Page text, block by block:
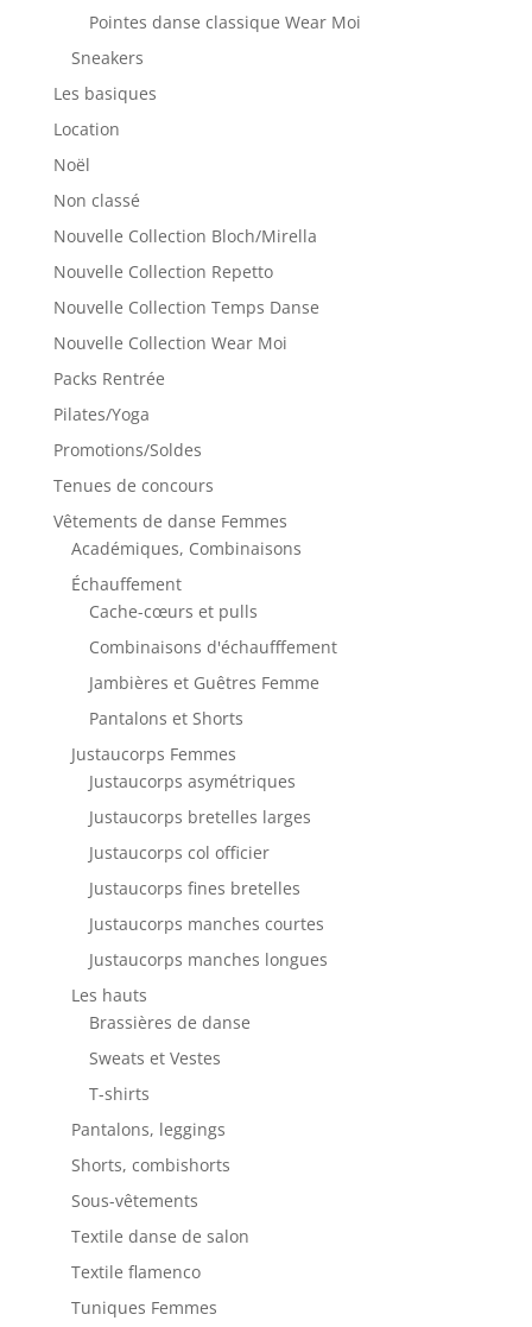
Pointes danse classique Wear Moi
Sneakers
Les basiques
Location
Noël
Non classé
Nouvelle Collection Bloch/Mirella
Nouvelle Collection Repetto
Nouvelle Collection Temps Danse
Nouvelle Collection Wear Moi
Packs Rentrée
Pilates/Yoga
Promotions/Soldes
Tenues de concours
Vêtements de danse Femmes
Académiques, Combinaisons
Échauffement
Cache-cœurs et pulls
Combinaisons d'échaufffement
Jambières et Guêtres Femme
Pantalons et Shorts
Justaucorps Femmes
Justaucorps asymétriques
Justaucorps bretelles larges
Justaucorps col officier
Justaucorps fines bretelles
Justaucorps manches courtes
Justaucorps manches longues
Les hauts
Brassières de danse
Sweats et Vestes
T-shirts
Pantalons, leggings
Shorts, combishorts
Sous-vêtements
Textile danse de salon
Textile flamenco
Tuniques Femmes